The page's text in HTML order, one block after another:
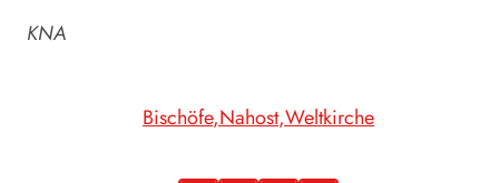
KNA
Bischöfe Nahost Weltkirche